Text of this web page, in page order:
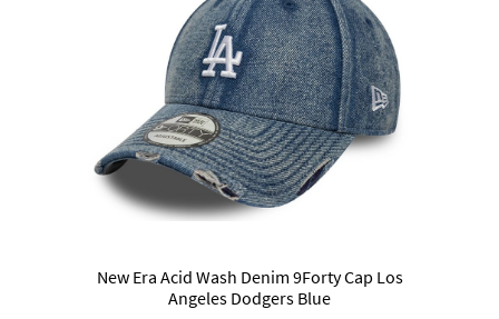
New Era Acid Wash Denim 9Forty Cap Los
Angeles Dodgers Blue